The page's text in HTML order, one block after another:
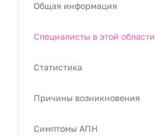
Общая информация
Специалисты в этой области
Статистика
Причины возникновения
Симптомы АПН